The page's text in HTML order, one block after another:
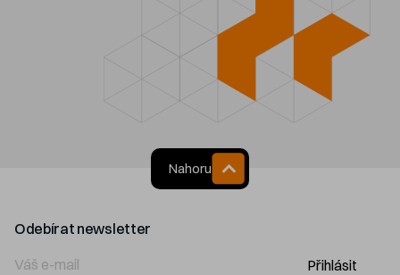
Nahoru
Odebírat newsletter
Přihlásit